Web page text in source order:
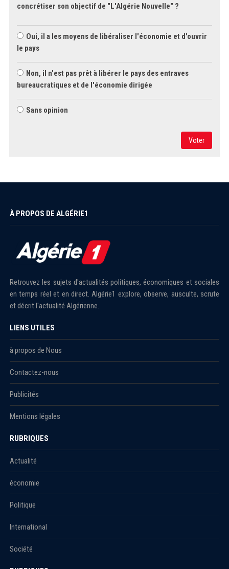
concrétiser son objectif de "L'Algérie Nouvelle" ?
Oui, il a les moyens de libéraliser l'économie et d'ouvrir
le pays
Non, il n'est pas prêt à libérer le pays des entraves
bureaucratiques et de l'économie dirigée
Sans opinion
Voter
À PROPOS DE ALGÉRIE1
Retrouvez les sujets d'actualités politiques, économiques et sociales
en temps réel et en direct. Algérie1 explore, observe, ausculte, scrute
et décrit l'actualité Algérienne.
LIENS UTILES
à propos de Nous
Contactez-nous
Publicités
Mentions légales
RUBRIQUES
Actualité
économie
Politique
International
Société